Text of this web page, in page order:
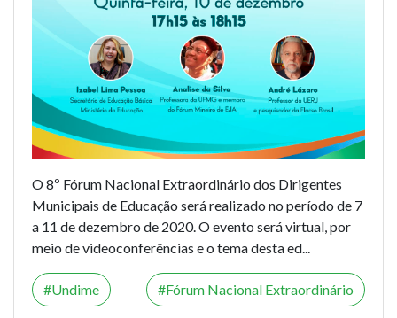
O 8º Fórum Nacional Extraordinário dos Dirigentes
Municipais de Educação será realizado no período de 7
a 11 de dezembro de 2020. O evento será virtual, por
meio de videoconferências e o tema desta ed...
Undime Fórum Nacional Extraordinário